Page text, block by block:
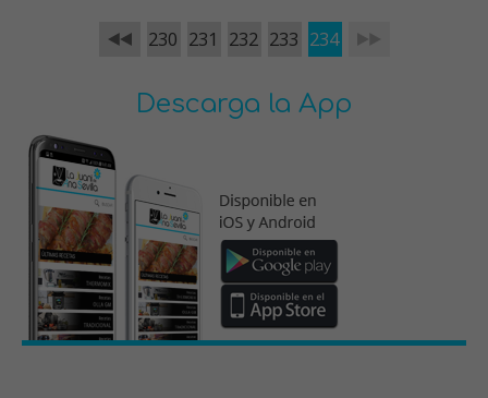
230 231 232 233 234
Descarga la App